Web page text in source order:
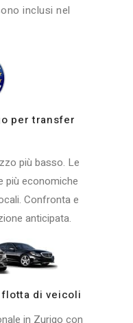
inclusi nel
per transfer
più basso. Le
più economiche
Confronta e
anticipata.
flotta di veicoli
in Zurigo con